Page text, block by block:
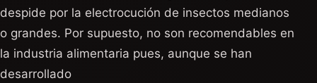
despide por la electrocución de insectos medianos
o grandes. Por supuesto, no son recomendables en
la industria alimentaria pues, aunque se han
desarrollado